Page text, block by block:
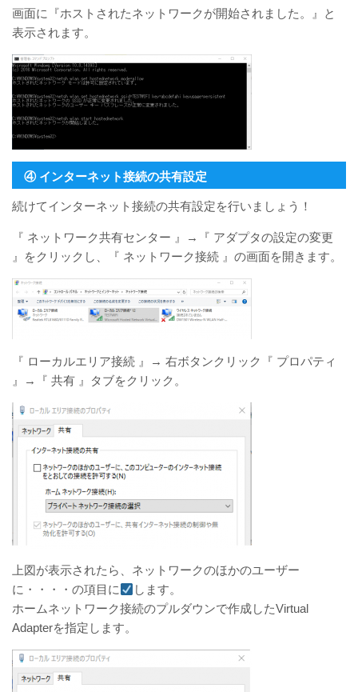
画面に『ホストされたネットワークが開始されました。』と
表示されます。
④ インターネット接続の共有設定
続けてインターネット接続の共有設定を行いましょう！
『 ネットワーク共有センター 』→『 アダプタの設定の変更
』をクリックし、『 ネットワーク接続 』の画面を開きます。
『 ローカルエリア接続 』→ 右ボタンクリック『 プロパティ
』→『 共有 』タブをクリック。
上図が表示されたら、ネットワークのほかのユーザー
に・・・・の項目に
します。
ホームネットワーク接続のプルダウンで作成したVirtual
Adapterを指定します。